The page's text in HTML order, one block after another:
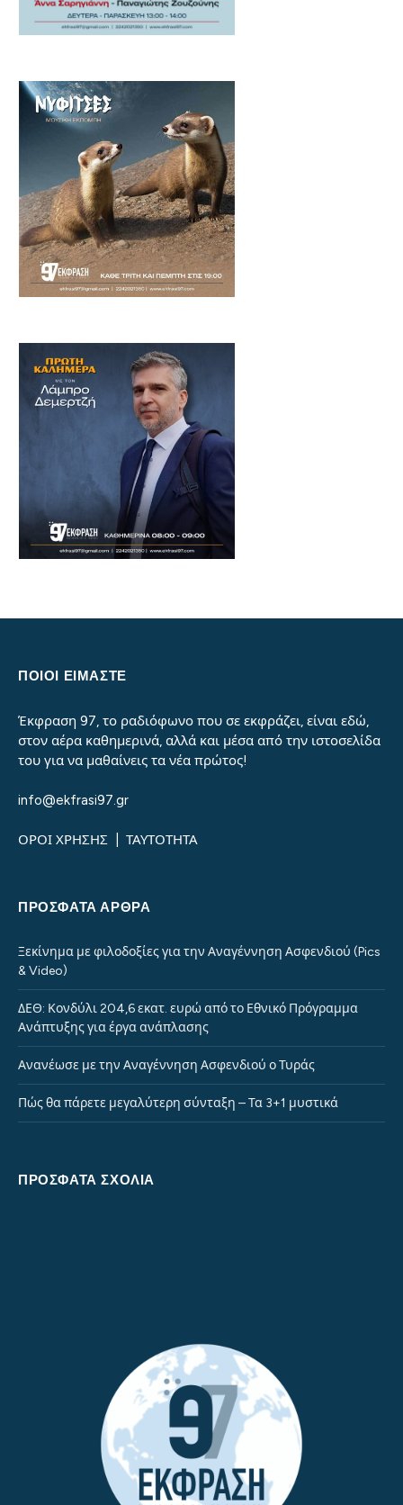
ΠΟΙΟΙ ΕΙΜΑΣΤΕ
Έκφραση 97, το ραδιόφωνο που σε εκφράζει, είναι εδώ,
στον αέρα καθημερινά, αλλά και μέσα από την ιστοσελίδα
του για να μαθαίνεις τα νέα πρώτος!
info@ekfrasi97.gr
ΟΡΟΙ ΧΡΗΣΗΣ ΤΑΥΤΟΤΗΤΑ
ΠΡΌΣΦΑΤΑ ΆΡΘΡΑ
Ξεκίνημα με φιλοδοξίες για την Αναγέννηση Ασφενδιού (Pics
& Video)
ΔΕΘ: Κονδύλι 204,6 εκατ. ευρώ από το Εθνικό Πρόγραμμα
Ανάπτυξης για έργα ανάπλασης
Ανανέωσε με την Αναγέννηση Ασφενδιού ο Τυράς
Πώς θα πάρετε μεγαλύτερη σύνταξη – Τα 3+1 μυστικά
ΠΡΌΣΦΑΤΑ ΣΧΌΛΙΑ